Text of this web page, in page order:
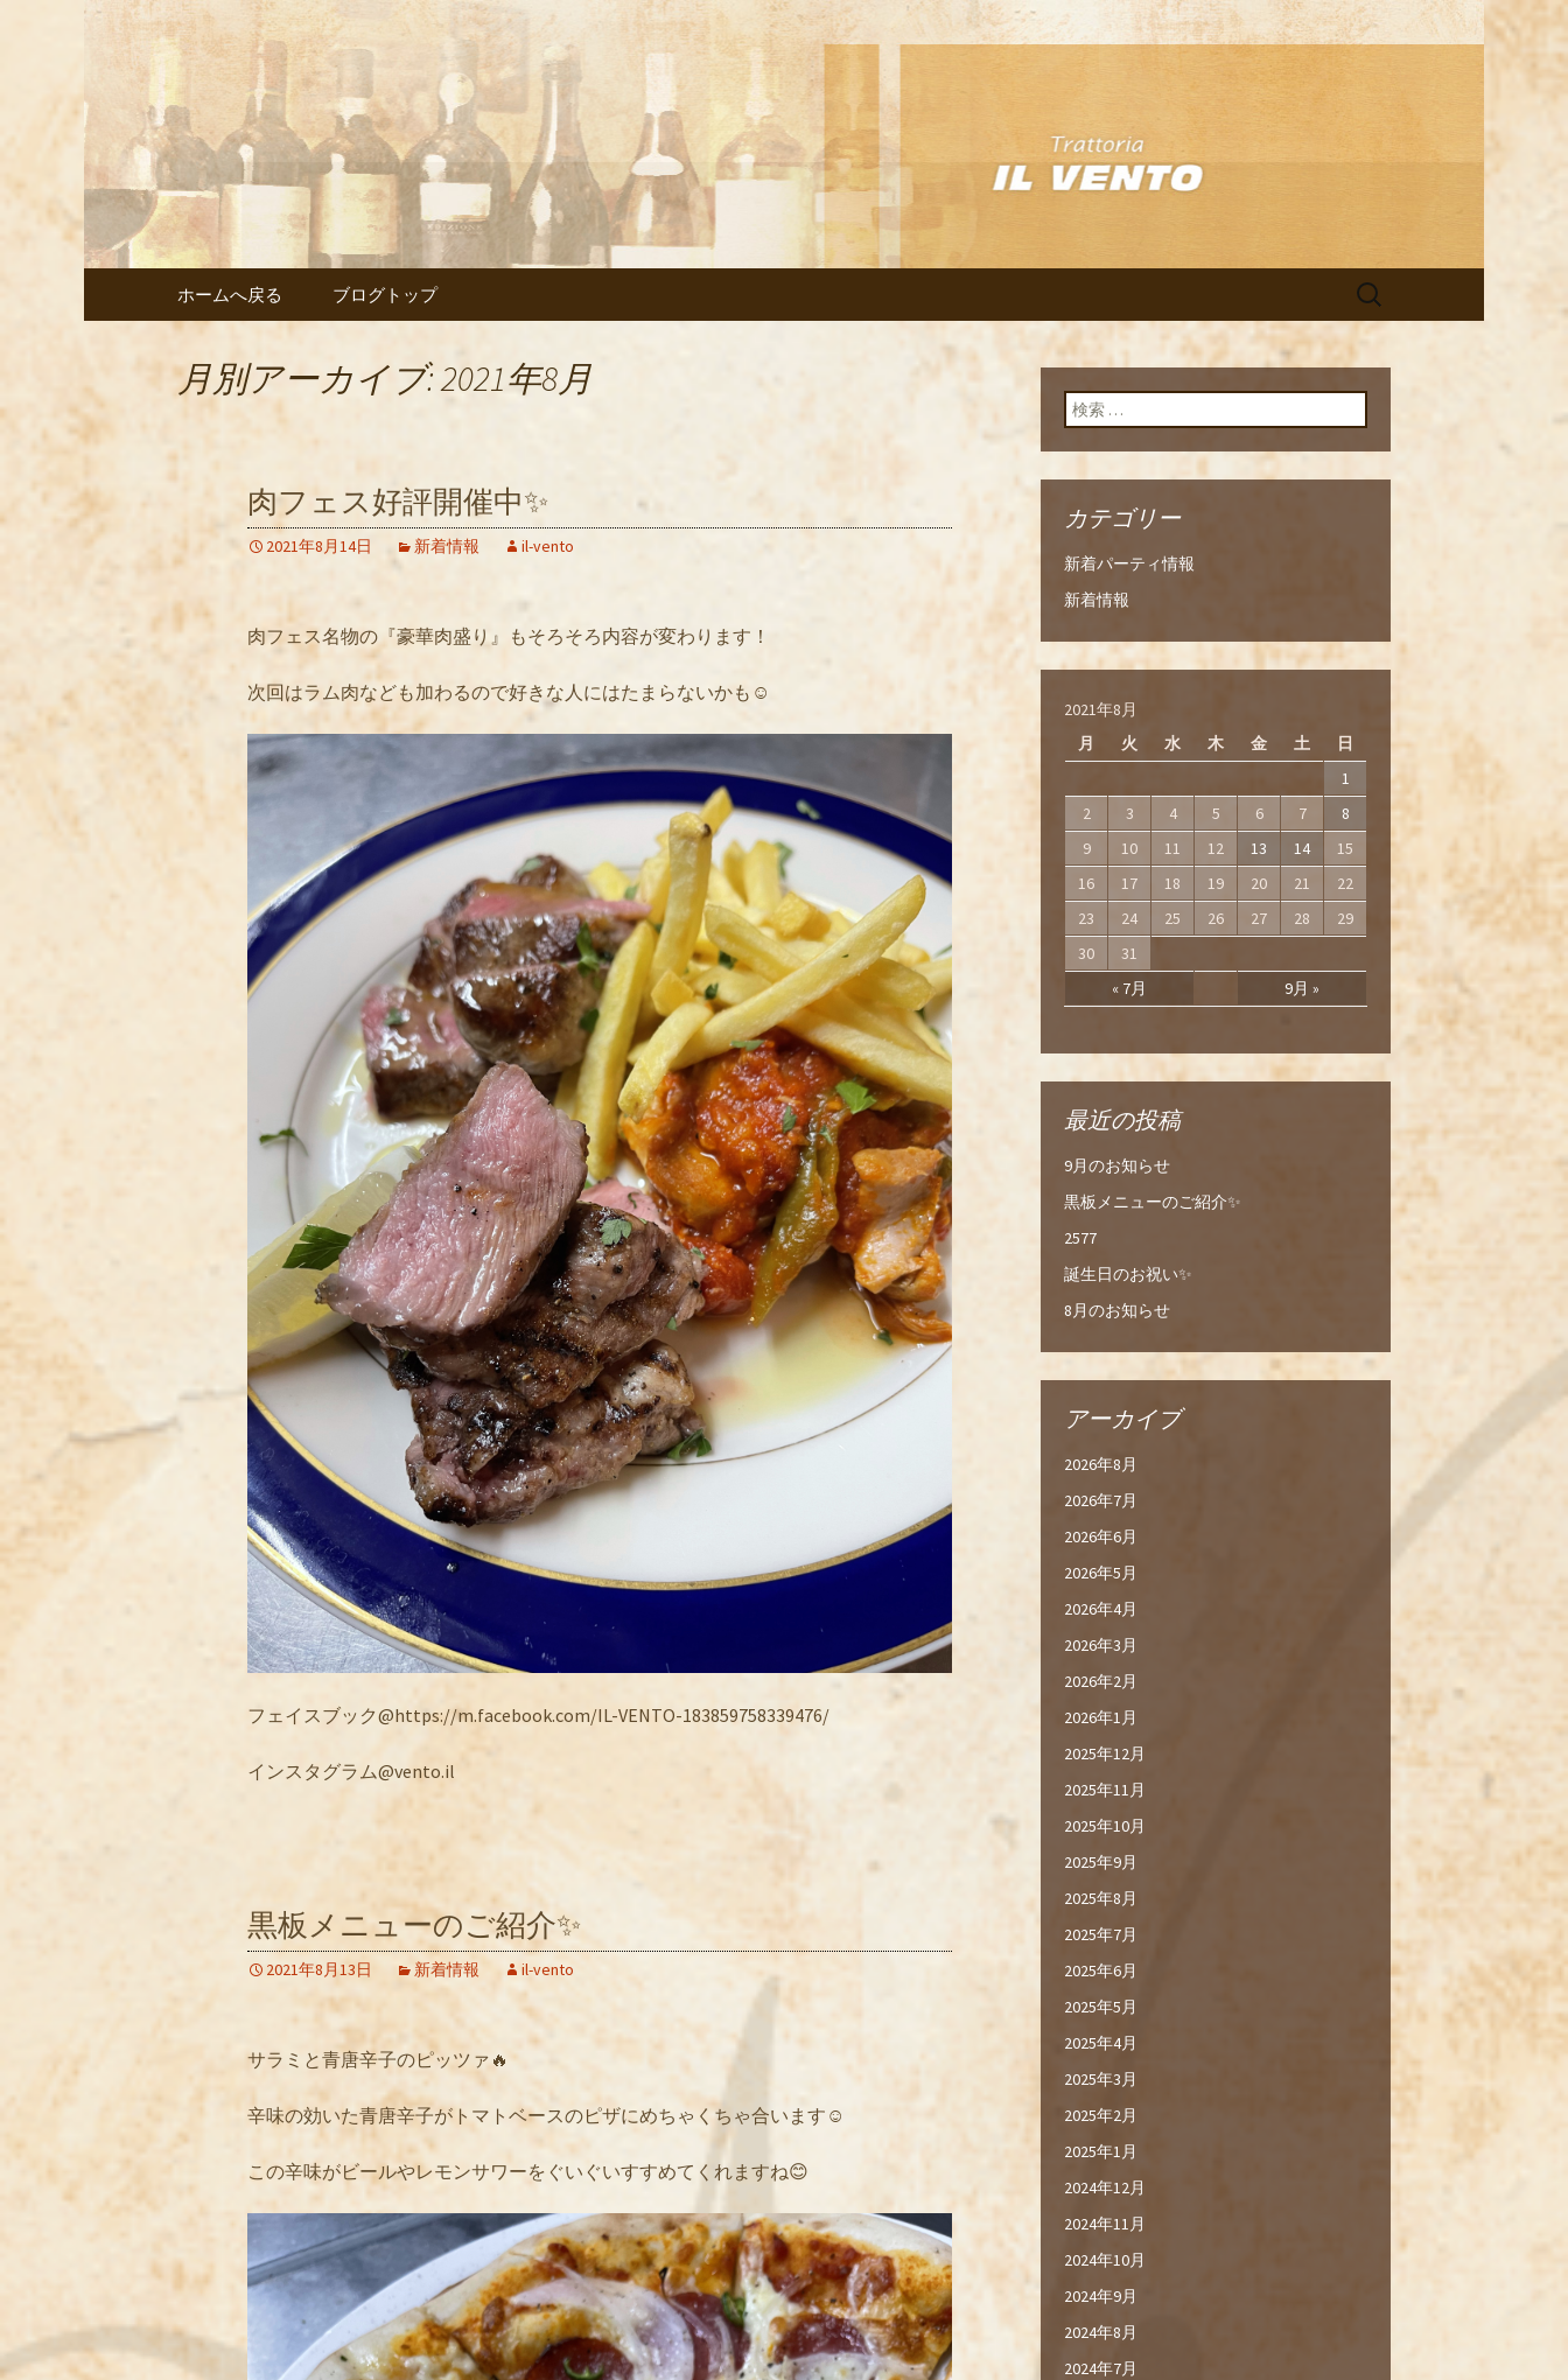
武蔵小杉の美味しいイタリアン「イルヴ
ェント」のブログ
武蔵小杉の美味しいイタリアン「イルヴェント」のブログ
コンテンツへ移動
ホームへ戻る ブログトップ
検
月別アーカイブ: 2021年8月
肉フェス好評開催中✨
2021年8月14日 新着情報 il-vento
肉フェス名物の『豪華肉盛り』もそろそろ内容が変わります！
次回はラム肉なども加わるので好きな人にはたまらないかも☺️
フェイスブック@https://m.facebook.com/IL-VENTO-183859758339476/
インスタグラム@vento.il
黒板メニューのご紹介✨
2021年8月13日 新着情報 il-vento
サラミと青唐辛子のピッツァ🔥
辛味の効いた青唐辛子がトマトベースのピザにめちゃくちゃ合います☺️
この辛味がビールやレモンサワーをぐいぐいすすめてくれますね😊
検索:
カテゴリー
新着パーティ情報
新着情報
2021年8月
月
火 水 木 金 土 日
« 7月 9月 »
1
2
3 4 5 6 7
8
9
10 11 12 13 14
15
16
17 18 19 20 21
22
23
24 25 26 27 28
29
30
31
最近の投稿
9月のお知らせ
黒板メニューのご紹介✨
2577
誕生日のお祝い✨
8月のお知らせ
アーカイブ
2026年8月
2026年7月
2026年6月
2026年5月
2026年4月
2026年3月
2026年2月
2026年1月
2025年12月
2025年11月
2025年10月
2025年9月
2025年8月
2025年7月
2025年6月
2025年5月
2025年4月
2025年3月
2025年2月
2025年1月
2024年12月
2024年11月
2024年10月
2024年9月
2024年8月
2024年7月